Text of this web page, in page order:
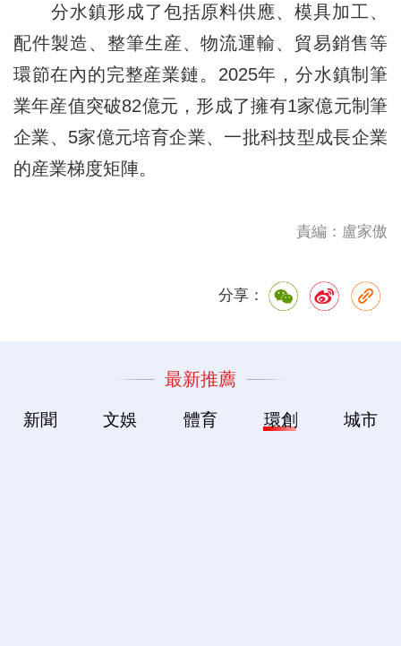
分水鎮形成了包括原料供應、模具加工、
配件製造、整筆生産、物流運輸、貿易銷售等
環節在內的完整産業鏈。2025年，分水鎮制筆
業年産值突破82億元，形成了擁有1家億元制筆
企業、5家億元培育企業、一批科技型成長企業
的産業梯度矩陣。
責編：盧家傲
分享：
最新推薦
新聞 文娛 體育 環創 城市